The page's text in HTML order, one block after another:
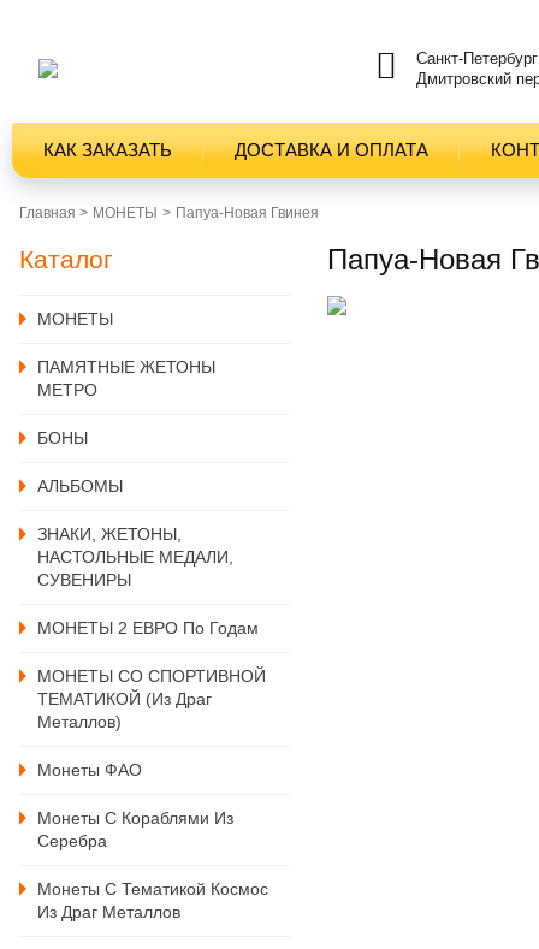
Санкт-Петербург
Дмитровский
КАК ЗАКАЗАТЬ ДОСТАВКА И ОПЛАТА
Главная > MОНЕТЫ Папуа-Новая Гвинея
Каталог
MОНЕТЫ
ПАМЯТНЫЕ ЖЕТОНЫ
МЕТРО
БОНЫ
АЛЬБОМЫ
ЗНАКИ, ЖЕТОНЫ,
НАСТОЛЬНЫЕ МЕДАЛИ,
СУВЕНИРЫ
МОНЕТЫ 2 ЕВРО По Годам
МОНЕТЫ СО СПОРТИВНОЙ
ТЕМАТИКОЙ (из Драг
Металлов)
Монеты ФАО
Монеты С Кораблями Из
Серебра
Монеты С Тематикой Космос
Из Драг Металлов
Папуа-Новая